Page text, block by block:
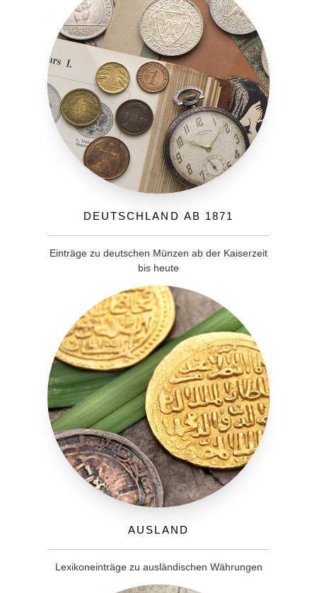
Deutschland ab 1871
Einträge zu deutschen Münzen ab der Kaiserzeit
bis heute
Ausland
Lexikoneinträge zu ausländischen Währungen